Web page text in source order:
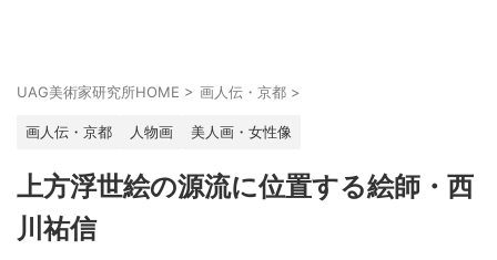
UAG美術家研究所HOME > 画人伝・京都 >
画人伝・京都 人物画 美人画・女性像
上方浮世絵の源流に位置する絵師・西
川祐信